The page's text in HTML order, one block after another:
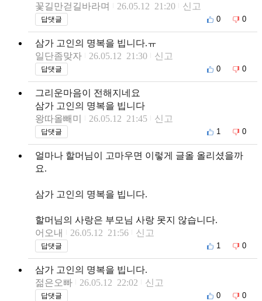
꽃길만걷길바라며
26.05.12 21:20 신고
답댓글 0 0
삼가 고인의 명복을 빕니다.ㅠ
일단좀맞자
26.05.12 21:30 신고
답댓글 0 0
그리운마음이 전해지네요
삼가 고인의 명복을 빕니다
왕따올빼미
26.05.12 21:45 신고
답댓글 1 0
얼마나 할머님이 고마우면 이렇게 글올 올리셨을까
요.
삼가 고인의 명복을 빕니다.
할머님의 사랑은 부모님 사랑 못지 않습니다.
어오내
26.05.12 21:56 신고
답댓글 1 0
삼가 고인의 명복을 빕니다.
젊은오빠
26.05.12 22:02 신고
답댓글 0 0